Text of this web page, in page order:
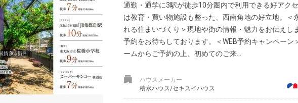
通勤・通学に3駅が徒歩10分圏内で利用できる好アク
は教育・買い物施設も整った、西南角地の好立地。＜
れる住まいづくり＞現地や街の情報・魅力をお伝えし
予約をお待ちしております。＜WEB予約キャンペーン
ームからご予約の上、初めてのご来...
ハウスメーカー
積水ハウス/セキスイハウス